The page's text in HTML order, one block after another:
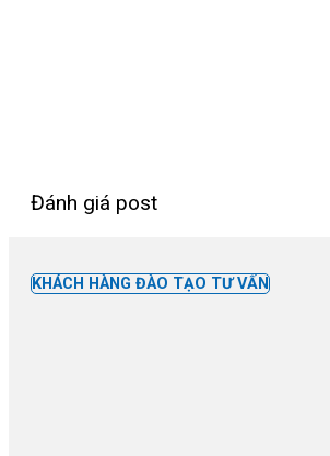
Đánh giá post
KHÁCH HÀNG ĐÀO TẠO TƯ VẤN